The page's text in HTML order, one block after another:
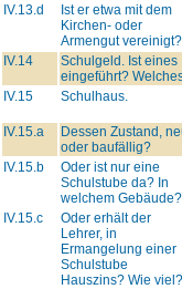
IV.13.d
Ist er etwa mit dem
Kirchen- oder
Armengut vereinigt?
IV.14
Schulgeld. Ist eines
eingeführt?
IV.15
Schulhaus.
IV.15.a
Dessen Zustand,
oder baufällig?
IV.15.b
Oder ist nur eine
Schulstube da? In
welchem Gebäude?
IV.15.c
Oder erhält der
Lehrer, in
Ermangelung einer
Schulstube
Hauszins? Wie viel?